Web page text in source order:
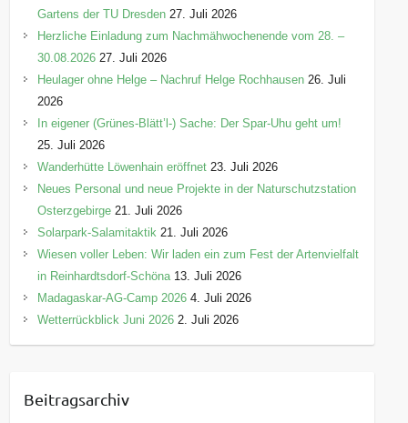
Gartens der TU Dresden 27. Juli 2026
Herzliche Einladung zum Nachmähwochenende vom 28. –
30.08.2026 27. Juli 2026
Heulager ohne Helge – Nachruf Helge Rochhausen 26. Juli
2026
In eigener (Grünes-Blätt’l-) Sache: Der Spar-Uhu geht um!
25. Juli 2026
Wanderhütte Löwenhain eröffnet 23. Juli 2026
Neues Personal und neue Projekte in der Naturschutzstation
Osterzgebirge 21. Juli 2026
Solarpark-Salamitaktik 21. Juli 2026
Wiesen voller Leben: Wir laden ein zum Fest der Artenvielfalt
in Reinhardtsdorf-Schöna 13. Juli 2026
Madagaskar-AG-Camp 2026 4. Juli 2026
Wetterrückblick Juni 2026 2. Juli 2026
Beitragsarchiv